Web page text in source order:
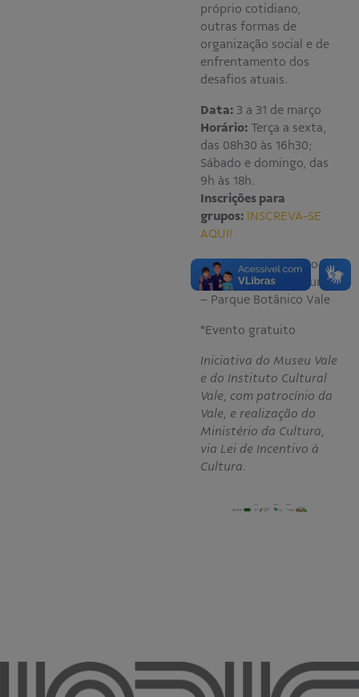
próprio cotidiano,
outras formas de
organização social e de
enfrentamento dos
desafios atuais.
Data: 3 a 31 de março
Horário: Terça a sexta,
das 08h30 às 16h30;
Sábado e domingo, das
9h às 18h.
Inscrições para
grupos: INSCREVA-SE
AQUI!
Local:
Sala Educativo
Museu Vale Extramuros
– Parque Botânico Vale
*Evento gratuito
Iniciativa do Museu Vale
e do Instituto Cultural
Vale, com patrocínio da
Vale, e realização do
Ministério da Cultura,
via Lei de Incentivo à
Cultura.